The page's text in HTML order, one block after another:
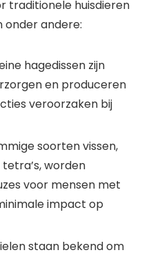
traditionele huisdieren
onder andere:
hagedissen zijn
en produceren
veroorzaken bij
soorten vissen,
worden
voor mensen met
impact op
staan bekend om